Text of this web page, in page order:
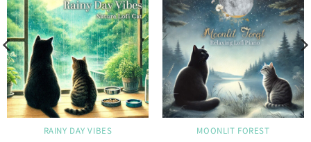
RAINY DAY VIBES MOONLIT FOREST